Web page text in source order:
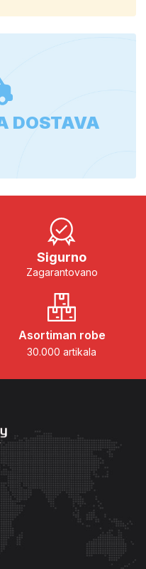
DOSTAVA
Sigurno
Zagarantovano
Asortiman robe
30.000 artikala